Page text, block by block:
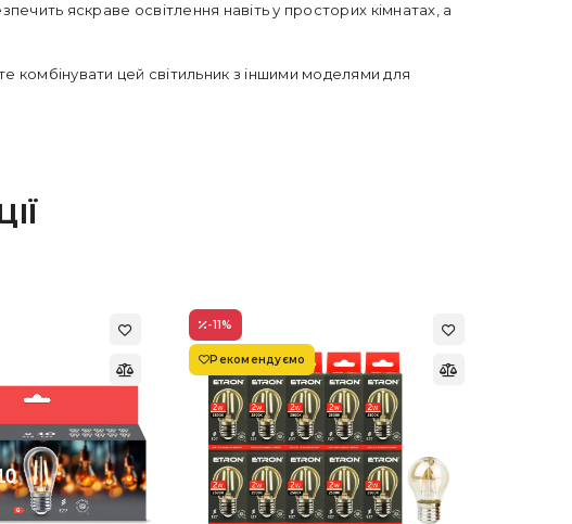
яскраве освітлення навіть у просторих кімнатах, а
комбінувати цей світильник з іншими моделями для
-11%
Рекомендуємо